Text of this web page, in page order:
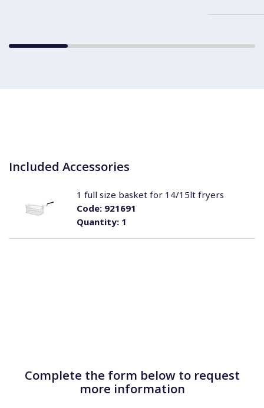
Included Accessories
Quantity:1
Code:921691
1 full size basket for 14/15lt fryers
Complete the form below to request
more information